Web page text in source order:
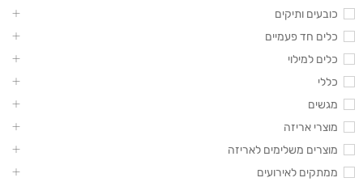
כובעים ותיקים
כלים חד פעמיים
כלים למילוי
כללי
מגשים
מוצרי אריזה
מוצרים משלימים לאריזה
ממתקים לאירועים